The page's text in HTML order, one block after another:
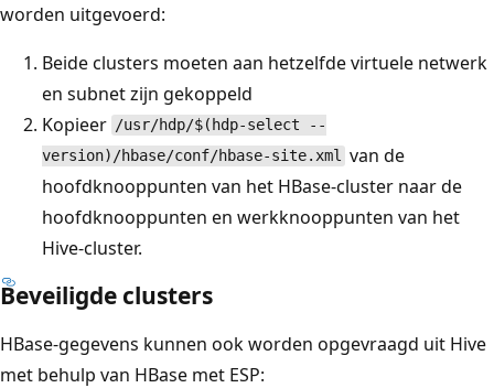
worden uitgevoerd:
Beide clusters moeten aan hetzelfde virtuele netwerk
en subnet zijn gekoppeld
Kopieer /usr/hdp/$(hdp-select --
version)/hbase/conf/hbase-site.xml van de
hoofdknooppunten van het HBase-cluster naar de
hoofdknooppunten en werkknooppunten van het
Hive-cluster.
Beveiligde clusters
HBase-gegevens kunnen ook worden opgevraagd uit Hive
met behulp van HBase met ESP: